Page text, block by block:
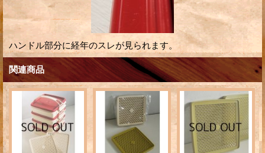
ハンドル部分に経年のスレが見られます。
関連商品